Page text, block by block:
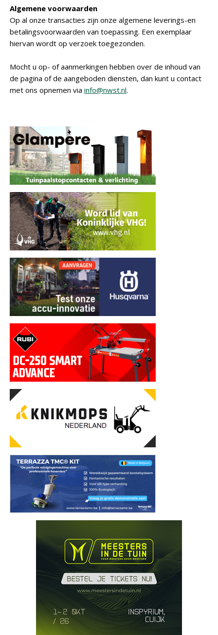
Algemene voorwaarden
Op al onze transacties zijn onze algemene leverings-en
betalingsvoorwaarden van toepassing. Een exemplaar
hiervan wordt op verzoek toegezonden.
Mocht u op- of aanmerkingen hebben over de inhoud van
de pagina of de aangeboden diensten, dan kunt u contact
met ons opnemen via info@nwst.nl.